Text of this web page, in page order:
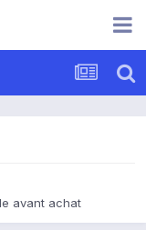
avant achat